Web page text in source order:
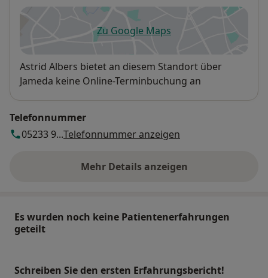
Zu Google Mapsöffnet in einer neuen
Verfügbarkeit
Astrid Albers bietet an diesem Standort über
Jameda keine Online-Terminbuchung an
Telefonnummer
05233 9...Telefonnummer anzeigen
Mehr Details anzeigen
über die Adresse
Es wurden noch keine Patientenerfahrungen
geteilt
Schreiben Sie den ersten Erfahrungsbericht!